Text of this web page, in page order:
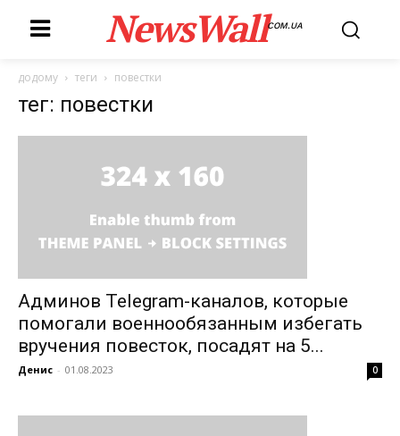
NewsWallCOM.UA
додому теги повестки
тег: повестки
Админов Telegram-каналов, которые
помогали военнообязанным избегать
вручения повесток, посадят на 5...
Денис - 01.08.2023 0